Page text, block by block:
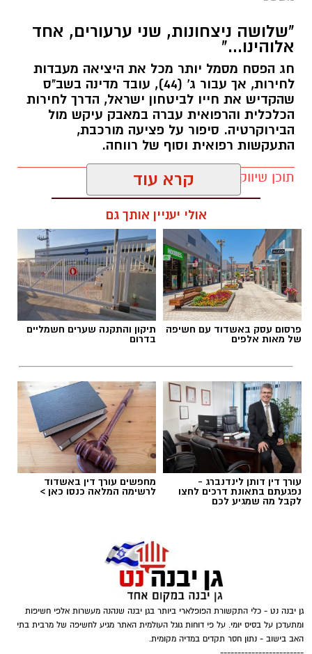
"שלושה ניצחונות, שני ערעורים, אחד
אלוהינו..."
חג הפסח מסמל יותר מכל את היציאה מעבדות
לחירות, אך עבור ג' (44), עובד מדינה בשב"ס
שהקדיש את חייו לביטחון ישראל, הדרך לחירות
הכלכלית והרפואית עברה במאבק עיקש מול
הבירוקרטיה. סיפור על פציעה מורכבת,
התעקשות רפואית וסוף של רווחה.
תוכן שיווקי / 16:11 08.04.26
תגים:עורך דין בנימין דוד
ג', אדם בשנות ה-40 לחייו, יצא בוקר אחד לעבודתו
כבכל יום. אלא שמעידה פתאומית שינתה את
שהתבררה כשבר משמעותי בקרסול שמאל שחייב
התערבות כירורגית דחופה וקיבוע באמצעות
פלטינות.
הפער שבין הפציעה לקביעת המוסד
קרא עוד
אולי יעניין אותך גם
פרסום עסק באשדוד עם חשיפה
של מאות אלפים
תיקון והתקנה שערים חשמליים
בדרום
עורך דין דותן לינדנברג -
נפגעתם בתאונת דרכים לחצו
לקבל מה שמגיע לכם
מחפשים עורך דין באשדוד
לרשימה המלאה כנסו כאן >
גן יבנה נט - כלי התקשורת הפופלארי ביותר בגן יבנה שנהנה מעשרות אלפי חשיפות
ומתעדכן על בסיס יומי. על פי דוחות גוגל העולמית האתר מגיע לחשיפה של מרבית בתי
האב בישוב - נתון חסר תקדים במדיה מקומית.